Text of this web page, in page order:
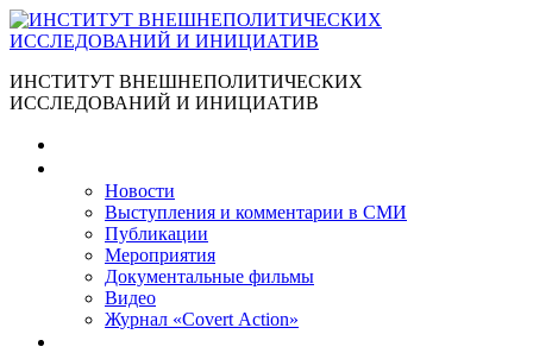
ИНСТИТУТ ВНЕШНЕПОЛИТИЧЕСКИХ
ИССЛЕДОВАНИЙ И ИНИЦИАТИВ
Новости
Выступления и коммента­рии в СМИ
Публикации
Мероприятия
Документальные фильмы
Видео
Журнал «Covert Action»